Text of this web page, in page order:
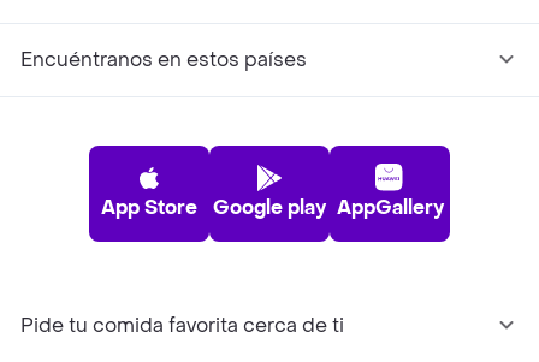
Encuéntranos en estos países
App Store Google play AppGallery
Pide tu comida favorita cerca de ti